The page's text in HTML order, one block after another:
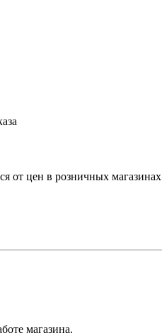
от цен в розничных магазинах
магазина.